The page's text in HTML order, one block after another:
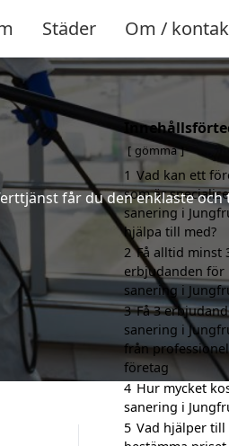
Städer Om /
får du den enklaste
gömma
1 Vad kan ett
som är
sanering i
hjälpa till med?
2 Få alltid minst
erbjudanden för
sanering i
3 Få 3
sanering i
från
företag
4 Hur mycket
sanering i
5 Vad hjälper till